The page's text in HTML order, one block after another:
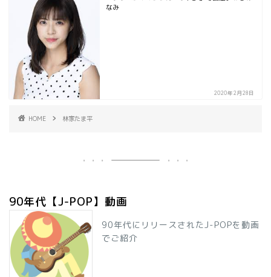
なみ
2020年2月28日
HOME 林家たま平
90年代【J-POP】動画
90年代にリリースされたJ-POPを動画
でご紹介